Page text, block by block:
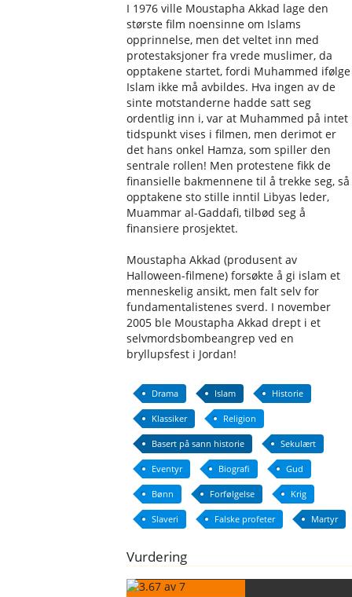
I 1976 ville Moustapha Akkad lage den
største film noensinne om Islams
opprinnelse, men det veltet inn med
protestaksjoner fra vrede muslimer, da
opptakene startet, fordi Muhammed ifølge
Islam ikke må avbildes. Hva ingen av de
sinte motstanderne hadde satt seg
ordentlig inn i, var at Muhammed på intet
tidspunkt vises i filmen, men derimot er
det hans onkel Hamza, som spiller den
sentrale rollen! Men protestene fikk de
finansielle bakmennene til å trekke seg, så
opptakene sto stille inntil Libyas leder,
Muammar al-Gaddafi, tilbød seg å
finansiere prosjektet.
Moustapha Akkad (produsent av
Halloween-filmene) forsøkte å gi islam et
menneskelig ansikt, men falt selv for
fundamentalistenes sverd. I november
2005 ble Moustapha Akkad drept i et
selvmordsbombeangrep ved en
bryllupsfest i Jordan!
Drama Islam Historie
Klassiker Religion
Basert på sann historie Sekulært
Eventyr Biografi Gud
Bønn Forfølgelse Krig
Slaveri Falske profeter Martyr
Vurdering